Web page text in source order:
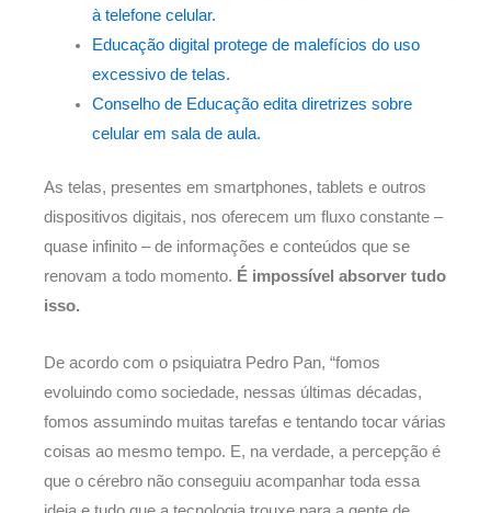
à telefone celular.
Educação digital protege de malefícios do uso
excessivo de telas.
Conselho de Educação edita diretrizes sobre
celular em sala de aula.
As telas, presentes em smartphones, tablets e outros
dispositivos digitais, nos oferecem um fluxo constante –
quase infinito – de informações e conteúdos que se
renovam a todo momento. É impossível absorver tudo
isso.
De acordo com o psiquiatra Pedro Pan, “fomos
evoluindo como sociedade, nessas últimas décadas,
fomos assumindo muitas tarefas e tentando tocar várias
coisas ao mesmo tempo. E, na verdade, a percepção é
que o cérebro não conseguiu acompanhar toda essa